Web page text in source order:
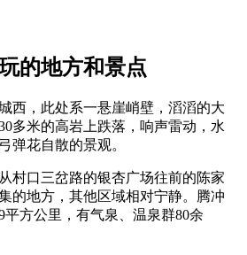
的地方和景点
西，此处系一悬崖峭壁，滔滔的大
多米的高岩上跌落，响声雷动，水
弹花自散的景观。
村口三岔路的银杏广场往前的陈家
的地方，其他区域相对宁静。腾冲
方公里，有气泉、温泉群80余